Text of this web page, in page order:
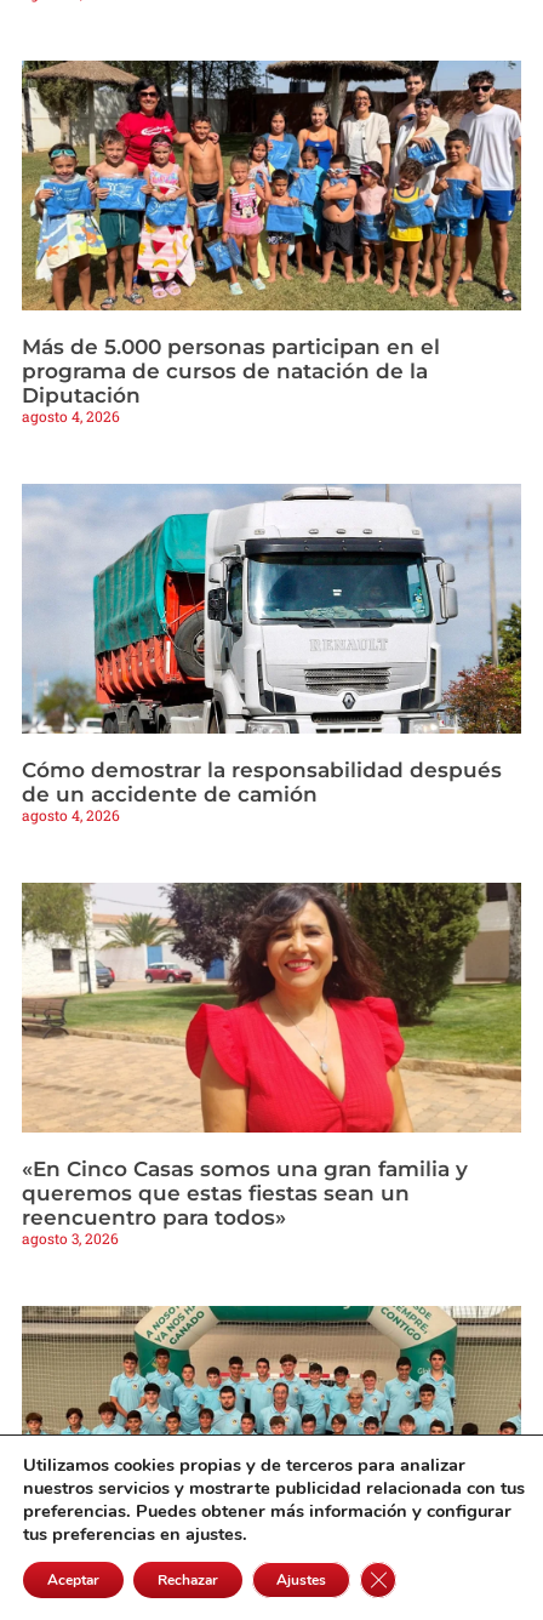
Más de 5.000 personas participan en el
programa de cursos de natación de la
Diputación
agosto 4, 2026
Cómo demostrar la responsabilidad después
de un accidente de camión
agosto 4, 2026
«En Cinco Casas somos una gran familia y
queremos que estas fiestas sean un
reencuentro para todos»
agosto 3, 2026
Da comienzo el Campus de Fútbol Sala
Utilizamos cookies propias y de terceros para analizar
nuestros servicios y mostrarte publicidad relacionada con tus
preferencias. Puedes obtener más información y configurar
tus preferencias en ajustes.
Aceptar Rechazar Ajustes Cerrar el banner de